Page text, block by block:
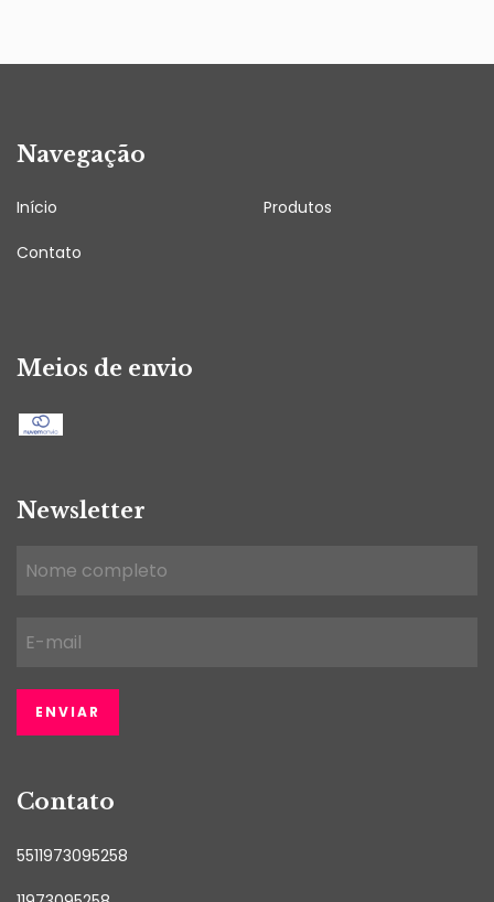
Navegação
Início Produtos
Contato
Meios de envio
Newsletter
Contato
5511973095258